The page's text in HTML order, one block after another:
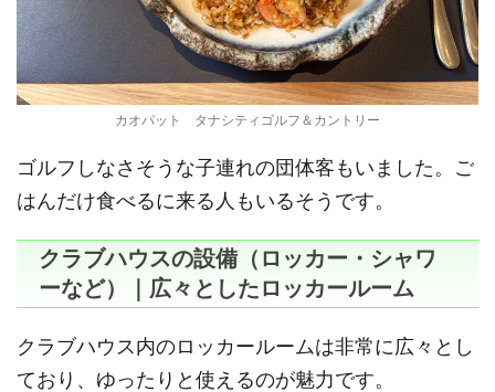
カオパット タナシティゴルフ＆カントリー
ゴルフしなさそうな子連れの団体客もいました。ご
はんだけ食べるに来る人もいるそうです。
クラブハウスの設備（ロッカー・シャワ
ーなど）｜広々としたロッカールーム
クラブハウス内のロッカールームは非常に広々とし
ており、ゆったりと使えるのが魅力です。